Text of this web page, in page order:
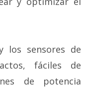
los sensores de
fáciles de
de potencia